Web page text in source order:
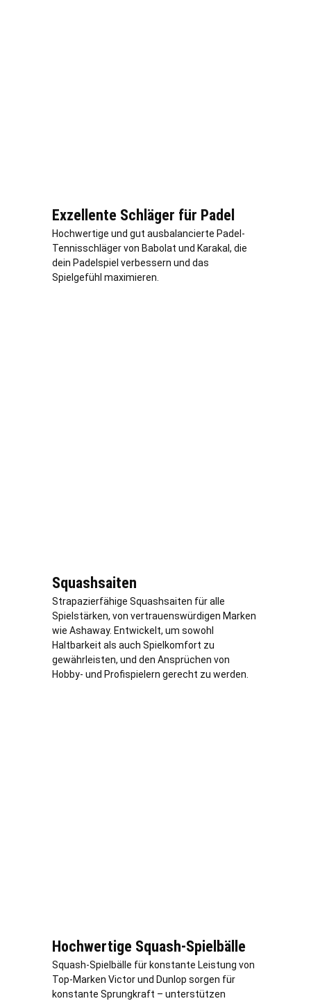
Exzellente Schläger für Padel
Hochwertige und gut ausbalancierte Padel-
Tennisschläger von Babolat und Karakal, die
dein Padelspiel verbessern und das
Spielgefühl maximieren.
Squashsaiten
Strapazierfähige Squashsaiten für alle
Spielstärken, von vertrauenswürdigen Marken
wie Ashaway. Entwickelt, um sowohl
Haltbarkeit als auch Spielkomfort zu
gewährleisten, und den Ansprüchen von
Hobby- und Profispielern gerecht zu werden.
Hochwertige Squash-Spielbälle
Squash-Spielbälle für konstante Leistung von
Top-Marken Victor und Dunlop sorgen für
konstante Sprungkraft – unterstützen